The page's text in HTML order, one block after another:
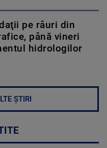
pe râuri din
până vineri
hidrologilor
ȘTIRI